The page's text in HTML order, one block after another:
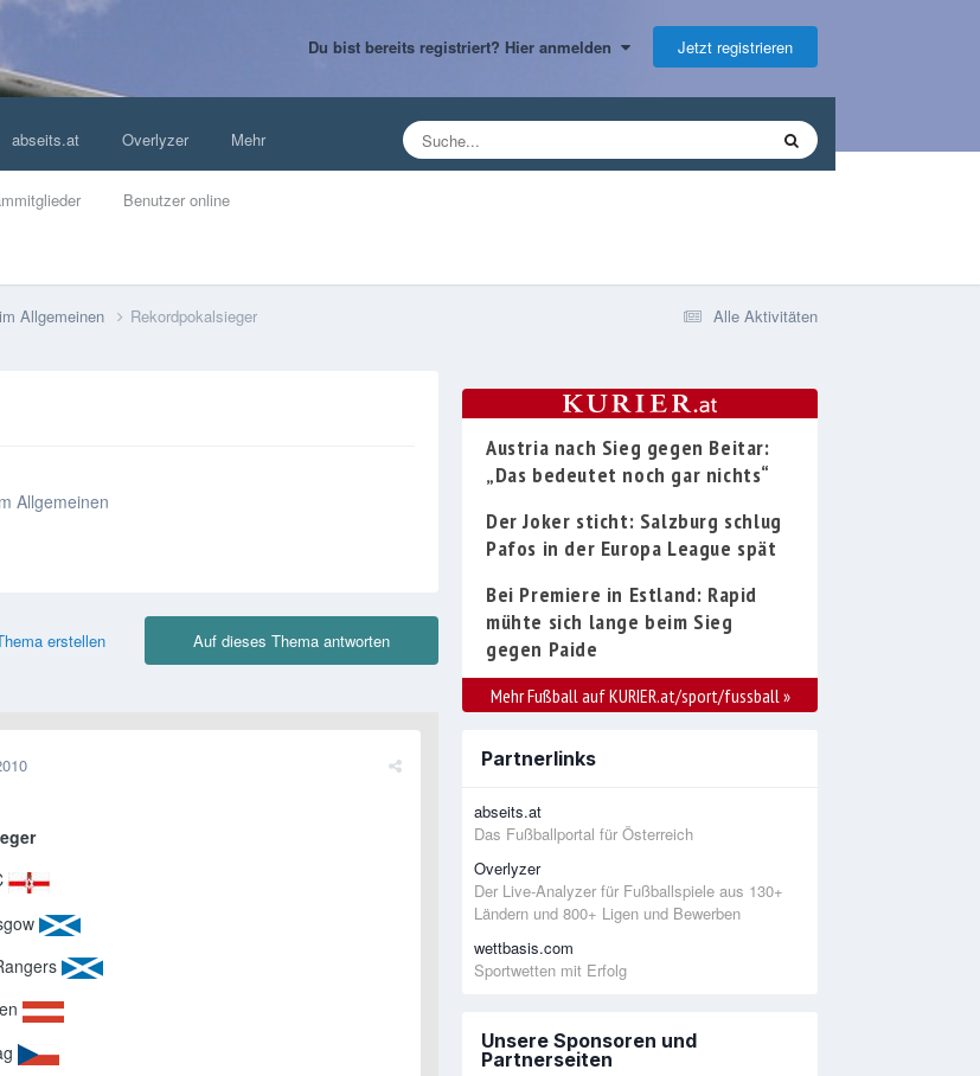
Du bist bereits registriert? Hier anmelden Jetzt registrieren
Benutzer online
abseits.at Overlyzer Mehr
Alle Aktivitäten
Allgemeinen Rekordpokalsieger
Allgemeinen
Auf dieses Thema antworten
erstellen
Austria nach Sieg gegen Beitar:
„Das bedeutet noch gar nichts“
Der Joker sticht: Salzburg schlug
Pafos in der Europa League spät
Bei Premiere in Estland: Rapid
mühte sich lange beim Sieg
gegen Paide
Mehr Fußball auf KURIER.at/sport/fussball »
Partnerlinks
abseits.at
Das Fußballportal für Österreich
Overlyzer
Der Live-Analyzer für Fußballspiele aus 130+
Ländern und 800+ Ligen und Bewerben
wettbasis.com
Sportwetten mit Erfolg
Unsere Sponsoren und
Partnerseiten